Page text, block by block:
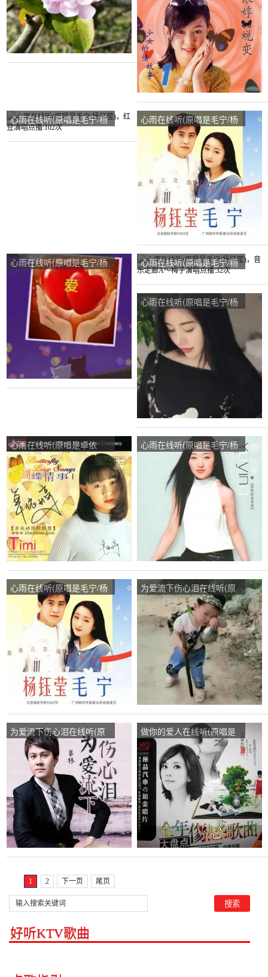
心雨在线听(原唱是毛宁/杨
钰莹)，红豆演唱点播:102
心雨在线听(原唱是毛宁/杨
钰莹)，弘毅心如冰凌演唱
点播:22次
心雨在线听(原唱是毛宁/杨
钰莹)，幸福演唱点播:36次
心雨在线听(原唱是毛宁/杨
钰莹)，音乐走廊A～梅子演
唱点播:32次
心雨在线听(原唱是毛宁/杨
钰莹)，晴朗[欢迎合唱]演唱
点播:47次
心雨在线听(原唱是卓依
婷)，家美诺橱柜演唱点
播:25次
心雨在线听(原唱是毛宁/杨
钰莹)，君子兰演唱点播:31
心雨在线听(原唱是毛宁/杨
钰莹)，红秀演唱点播:88次
为爱流下伤心泪在线听(原
唱是暴林)，独行风云演唱
点播:47次
为爱流下伤心泪在线听(原
唱是暴林)，奔跑演唱点
播:35次
做你的爱人在线听(原唱是
饶天亮)，爱相随《自娱自
乐》演唱点播:75次
1 2 下一页 尾页
好听KTV歌曲